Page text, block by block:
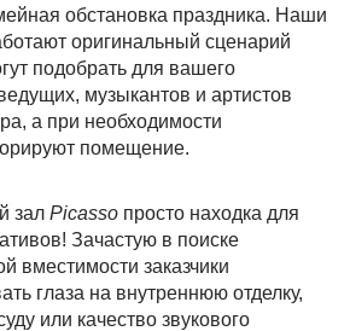
обстановка праздника. Наши
оригинальный сценарий
подобрать для вашего
музыкантов и артистов
а при необходимости
помещение.
зал Picasso просто находка для
Зачастую в поиске
вместимости заказчики
глаза на внутреннюю отделку,
или качество звукового